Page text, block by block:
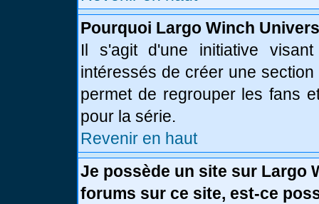
Pourquoi Largo Winch
Il s'agit d'une initiative
intéressés de créer une
permet de regrouper les fans
pour la série.
Revenir en haut
Je possède un site sur Largo
forums sur ce site, est-ce